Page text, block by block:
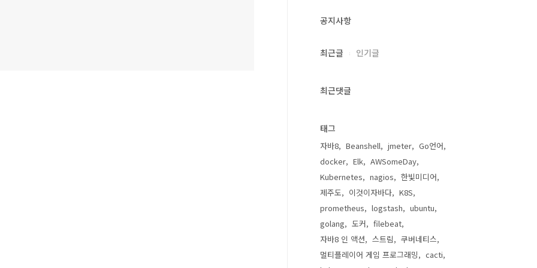
공지사항
최근글 인기글
최근댓글
태그
자바8 Beanshell jmeter
Go언어
docker
Elk
AWSomeDay
Kubernetes
nagios
한빛미디어
제주도
이것이자바다
K8S
prometheus
logstash
ubuntu
golang
도커
filebeat
자바8 인 액션
스트림
쿠버네티스
멀티플레이어 게임 프로그래밍
cacti